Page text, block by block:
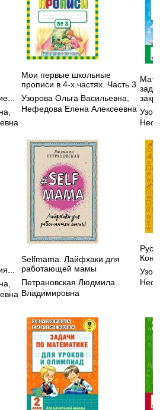
Мои первые школьные
прописи в 4-х частях. Часть 3
Узорова Ольга Васильевна
Нефедова Елена Алексеевна
Selfmama. Лайфхаки для
работающей мамы
Петрановская Людмила
Владимировна